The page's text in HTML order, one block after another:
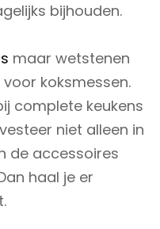
bijhouden.
maar wetstenen
koksmessen.
complete keukens
niet alleen in
de accessoires
haal je er